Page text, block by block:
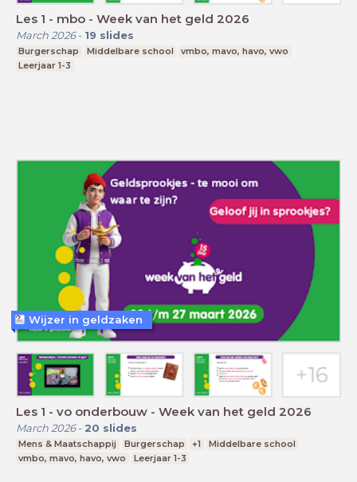
Les 1 - mbo - Week van het geld 2026
March 2026- 19 slides
Burgerschap Middelbare school
vmbo, mavo, havo, vwo
Leerjaar 1-3
Les 1 - vo onderbouw - Week van het geld 2026
March 2026- 20 slides
Mens & Maatschappij Burgerschap +1
Middelbare school
vmbo, mavo, havo, vwo
Leerjaar 1-3
Wijzer in geldzaken